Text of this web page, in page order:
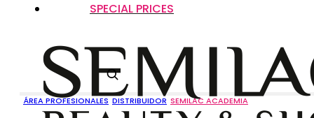
SPECIAL PRICES
ÁREA PROFESIONALES DISTRIBUIDOR SEMILAC ACADEMIA